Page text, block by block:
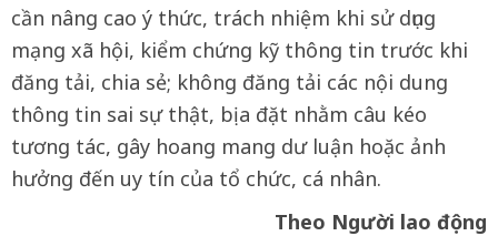
cần nâng cao ý thức, trách nhiệm khi sử dụng
mạng xã hội, kiểm chứng kỹ thông tin trước khi
đăng tải, chia sẻ; không đăng tải các nội dung
thông tin sai sự thật, bịa đặt nhằm câu kéo
tương tác, gây hoang mang dư luận hoặc ảnh
hưởng đến uy tín của tổ chức, cá nhân.
Theo Người lao động